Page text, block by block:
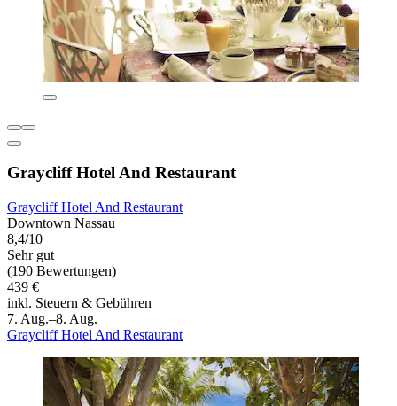
Graycliff Hotel And Restaurant
Graycliff Hotel And Restaurant
Downtown Nassau
8,4/10
Sehr gut
(190 Bewertungen)
439 €
inkl. Steuern & Gebühren
7. Aug.–8. Aug.
Graycliff Hotel And Restaurant